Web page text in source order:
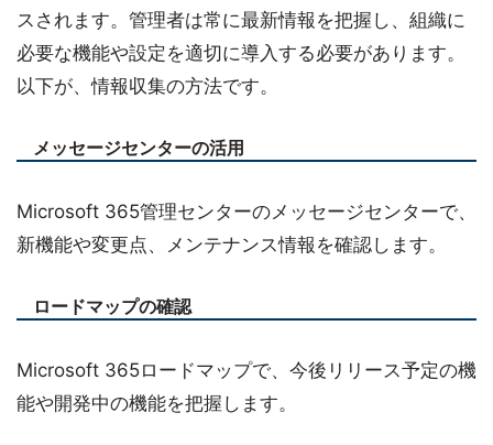
スされます。管理者は常に最新情報を把握し、組織に
必要な機能や設定を適切に導入する必要があります。
以下が、情報収集の方法です。
メッセージセンターの活用
Microsoft 365管理センターのメッセージセンターで、
新機能や変更点、メンテナンス情報を確認します。
ロードマップの確認
Microsoft 365ロードマップで、今後リリース予定の機
能や開発中の機能を把握します。